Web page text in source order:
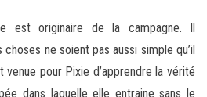
est originaire de la campagne. Il
ne soient pas aussi simple qu’il
venue pour Pixie d’apprendre la vérité
dans laquelle elle entraine sans le